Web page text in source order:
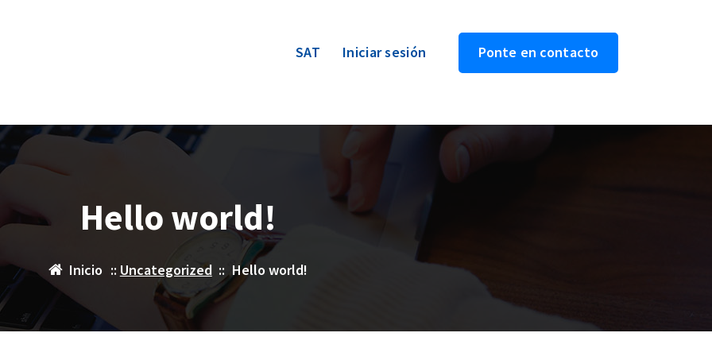
SAT Iniciar sesión Ponte en contacto
Hello world!
Inicio :: Uncategorized:: Hello world!